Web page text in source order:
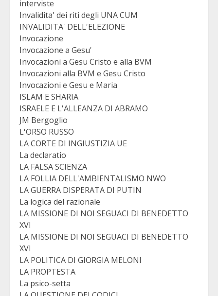
interviste
Invalidita' dei riti degli UNA CUM
INVALIDITA' DELL'ELEZIONE
Invocazione
Invocazione a Gesu'
Invocazioni a Gesu Cristo e alla BVM
Invocazioni alla BVM e Gesu Cristo
Invocazioni e Gesu e Maria
ISLAM E SHARIA
ISRAELE E L'ALLEANZA DI ABRAMO
JM Bergoglio
L'ORSO RUSSO
LA CORTE DI INGIUSTIZIA UE
La declaratio
LA FALSA SCIENZA
LA FOLLIA DELL'AMBIENTALISMO NWO
LA GUERRA DISPERATA DI PUTIN
La logica del razionale
LA MISSIONE DI NOI SEGUACI DI BENEDETTO
XVI
LA MISSIONE DI NOI SEGUACI DI BENEDETTO
XVI
LA POLITICA DI GIORGIA MELONI
LA PROPTESTA
La psico-setta